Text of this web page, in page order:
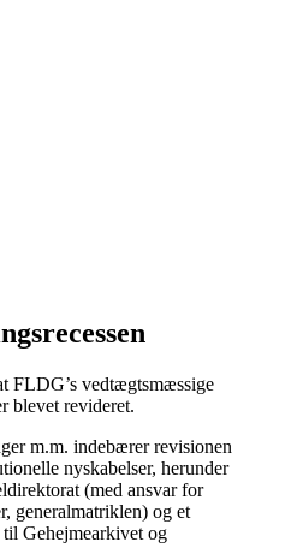
FLDG’s vedtægtsmæssige
blevet revideret.
m.m. indebærer revisionen
nyskabelser, herunder
(med ansvar for
generalmatriklen) og et
Gehejmearkivet og